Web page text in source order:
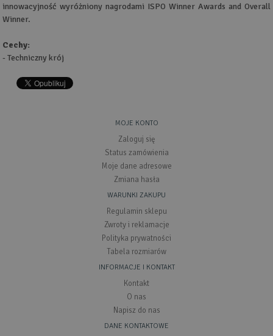
innowacyjność wyróżniony nagrodami ISPO Winner Awards and Overall
Winner.
Cechy:
- Techniczny krój
MOJE KONTO
Zaloguj się
Status zamówienia
Moje dane adresowe
Zmiana hasła
WARUNKI ZAKUPU
Regulamin sklepu
Zwroty i reklamacje
Polityka prywatności
Tabela rozmiarów
INFORMACJE I KONTAKT
Kontakt
O nas
Napisz do nas
DANE KONTAKTOWE